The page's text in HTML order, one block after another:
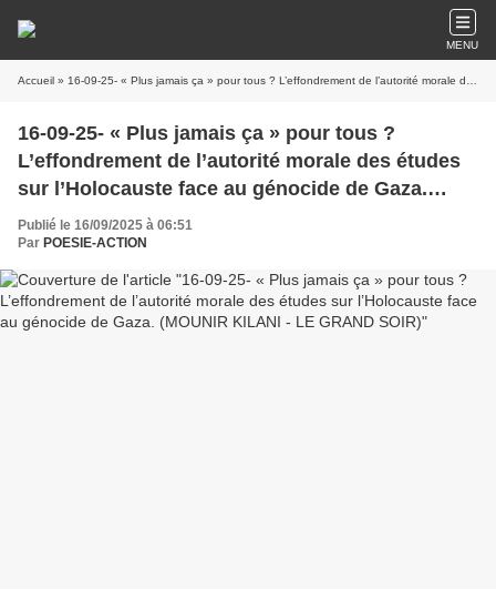
MENU
Accueil » 16-09-25- « Plus jamais ça » pour tous ? L’effondrement de l’autorité morale des études sur l’Holocauste face au génocide de Gaza. (MOUNIR KILANI - LE GRAND SOIR)
16-09-25- « Plus jamais ça » pour tous ?
L’effondrement de l’autorité morale des études
sur l’Holocauste face au génocide de Gaza.
(MOUNIR KILANI - LE GRAND SOIR)
Publié le 16/09/2025 à 06:51
Par POESIE-ACTION